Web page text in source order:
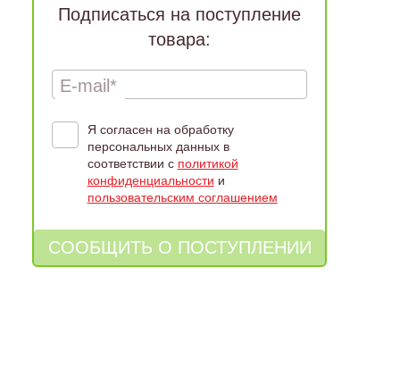
Подписаться на поступление
товара:
E-mail*
Я согласен на обработку
персональных данных в
соответствии с политикой
конфиденциальности и
пользовательским соглашением